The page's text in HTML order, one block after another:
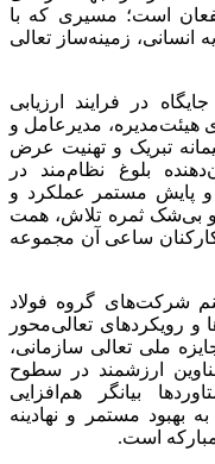
است؛ مسیری که با
انسانی، زمینه‌ساز تعالی
در فرایند ارزیابی
هیئت‌مدیره، مدیرعامل و
تبریک و تهنیت عرض
بلوغ نظام‌مند در
و پایش مستمر عملکرد و
بی‌شک ثمره تلاش، همت
کارکنان ساعی آن مجموعه
شرکت‌های گروه فولاد
رویکردهای تعالی‌محور
ملی تعالی سازمانی،
ارزشمند در سطوح
بیانگر هم‌افزایی
بهبود مستمر و نهادینه
است.